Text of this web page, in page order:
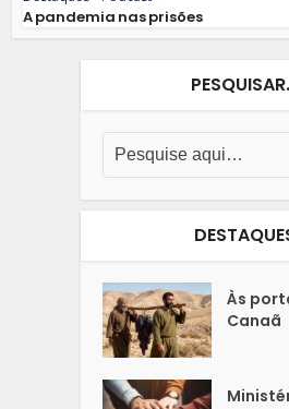
A pandemia nas prisões
Às
Canaã